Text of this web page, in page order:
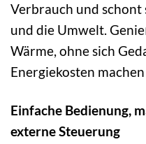
Verbrauch und
und die Umwelt.
Wärme, ohne sich
Energiekosten
Einfache Bedienung,
externe Steuerung